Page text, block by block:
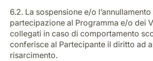
6.2. La sospensione e/o
partecipazione al Programma e/o dei
collegati in caso di comportamento
conferisce al Partecipante il diritto ad
risarcimento.